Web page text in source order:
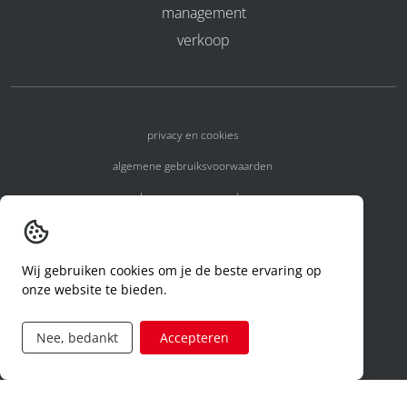
management
verkoop
privacy en cookies
algemene gebruiksvoorwaarden
algemene voorwaarden
code of conduct
aanvraag rechten ivm privacy
Wij gebruiken cookies om je de beste ervaring op
onze website te bieden.
Nee, bedankt Accepteren